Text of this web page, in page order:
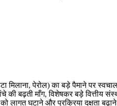
पेरोल) का बड़े पैमाने पर
की बढ़ती माँग, विशेषकर बड़े वित्तीय
लागत घटाने और प्रक्रिया दक्षता